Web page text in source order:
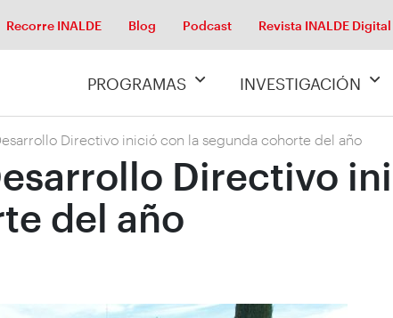
Recorre INALDE Blog Podcast Revista INALDE Digital
PROGRAMAS INVESTIGACIÓN
Directivo inició con la segunda cohorte del año
Directivo
del año